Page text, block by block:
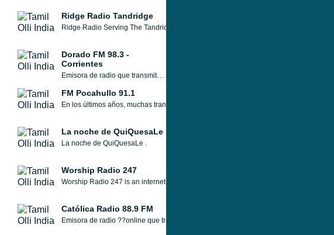
Ridge Radio Tandridge
Ridge Radio Serving The Tandridge Community... Your Radio
Dorado FM 98.3 -
Corrientes
Emisora de radio que transmite desde Salta, Argentina, con la más actualizada información y la mejor música llegando a los hogares de todo el mundo sin interrupciones a lo largo de las 24 horas del día.
FM Pocahullo 91.1
En los últimos años, muchas transmisiones de radio en línea han ido y venido,
La noche de QuiQuesaLe
La noche de QuiQuesaLe .
Worship Radio 247
Worship Radio 247 is an internet Radio station dedicated to Worshipping the Lord in
Católica Radio 88.9 FM
Emisora de radio ??online que transmite desde Puerto Rico, dedicada al culto